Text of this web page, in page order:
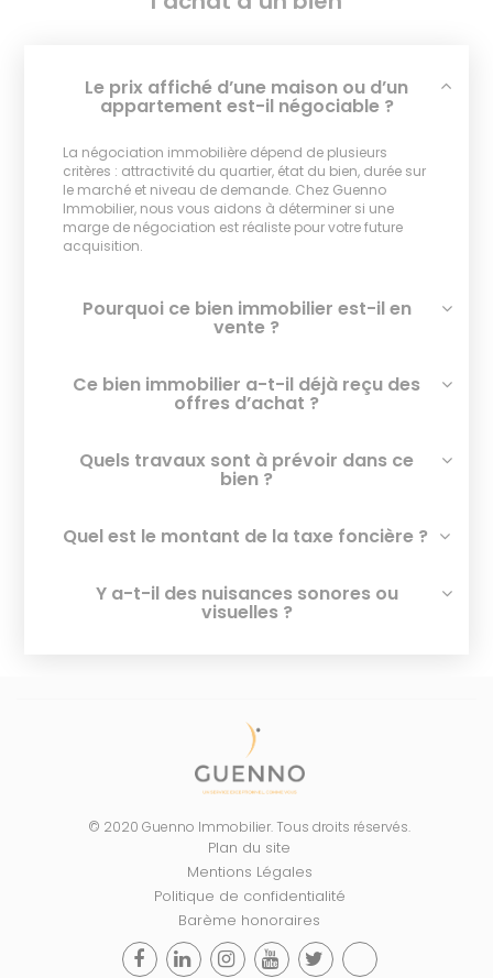
Le prix affiché d’une maison ou d’un
appartement est-il négociable ?
La négociation immobilière dépend de plusieurs
critères : attractivité du quartier, état du bien, durée sur
le marché et niveau de demande. Chez Guenno
Immobilier, nous vous aidons à déterminer si une
marge de négociation est réaliste pour votre future
acquisition.
Pourquoi ce bien immobilier est-il en
vente ?
Ce bien immobilier a-t-il déjà reçu des
offres d’achat ?
Quels travaux sont à prévoir dans ce
bien ?
Quel est le montant de la taxe foncière ?
Y a-t-il des nuisances sonores ou
visuelles ?
© 2020 Guenno Immobilier. Tous droits réservés.
Plan du site
Mentions Légales
Politique de confidentialité
Barème honoraires